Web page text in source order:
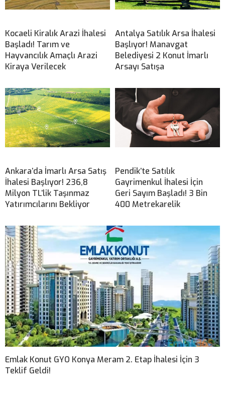
Kocaeli Kiralık Arazi İhalesi
Başladı! Tarım ve
Hayvancılık Amaçlı Arazi
Kiraya Verilecek
Antalya Satılık Arsa İhalesi
Başlıyor! Manavgat
Belediyesi 2 Konut İmarlı
Arsayı Satışa
Ankara’da İmarlı Arsa Satış
İhalesi Başlıyor! 236,8
Milyon TL’lik Taşınmaz
Yatırımcılarını Bekliyor
Pendik’te Satılık
Gayrimenkul İhalesi İçin
Geri Sayım Başladı! 3 Bin
400 Metrekarelik
Emlak Konut GYO Konya Meram 2. Etap İhalesi İçin 3
Teklif Geldi!